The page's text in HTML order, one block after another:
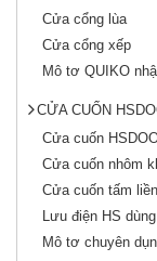
Cửa cổng lùa
Cửa cổng xếp
Mô tơ QUIKO
CỬA CUỐN
Cửa cuốn
Cửa cuốn nhôm
Cửa cuốn tấm
Lưu điện HS
Mô tơ chuyên